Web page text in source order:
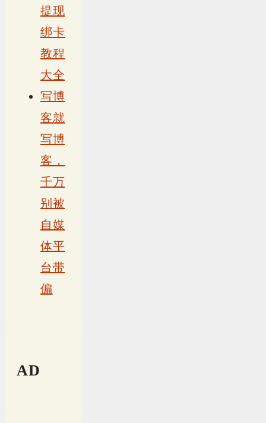
提现
绑卡
教程
大全
写博
客就
写博
客，
千万
别被
自媒
体平
台带
偏
AD